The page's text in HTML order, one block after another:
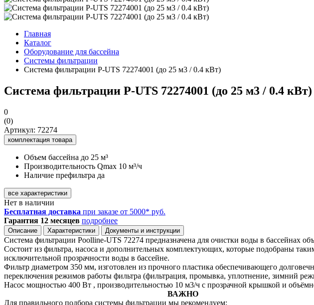
Главная
Каталог
Оборудование для бассейна
Системы фильтрации
Система фильтрации P-UTS 72274001 (до 25 м3 / 0.4 кВт)
Система фильтрации P-UTS 72274001 (до 25 м3 / 0.4 кВт)
0
(0)
Артикул: 72274
комплектация товара
Объем бассейна до 25 м³
Производительность Qmax 10 м³/ч
Наличие префильтра да
все характеристики
Нет в наличии
Бесплатная доставка при заказе от 5000* руб.
Гарантия 12 месяцев подробнее
Описание Характеристики Документы и инструкции
Система фильтрации Poolline-UTS 72274 предназначена для очистки воды в бассейнах
Состоит из фильтра, насоса и дополнительных комплектующих, которые подобраны
исключительной прозрачности воды в бассейне.
Фильтр диаметром 350 мм, изготовлен из прочного пластика обеспечивающего
переключения режимов работы фильтра (фильтрация, промывка, уплотнение, зимний
Насос мощностью 400 Вт , производительностью 10 м3/ч с прозрачной крышкой и
ВАЖНО
Для правильного подбора системы фильтрации мы рекомендуем: